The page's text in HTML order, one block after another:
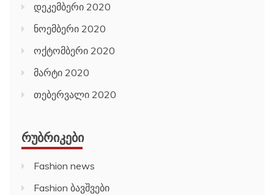
დეკემბერი 2020
ნოემბერი 2020
ოქტომბერი 2020
მარტი 2020
თებერვალი 2020
ᲠᲣᲑᲠᲘᲙᲔᲑᲘ
Fashion news
Fashion ბავშვები